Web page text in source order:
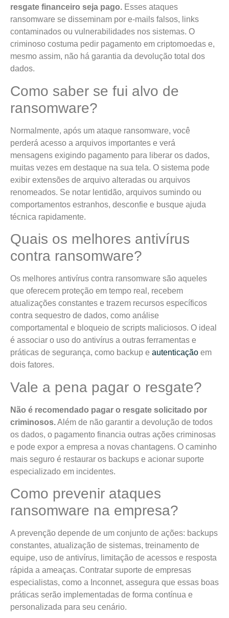
resgate financeiro seja pago. Esses ataques
ransomware se disseminam por e-mails falsos, links
contaminados ou vulnerabilidades nos sistemas. O
criminoso costuma pedir pagamento em criptomoedas e,
mesmo assim, não há garantia da devolução total dos
dados.
Como saber se fui alvo de
ransomware?
Normalmente, após um ataque ransomware, você
perderá acesso a arquivos importantes e verá
mensagens exigindo pagamento para liberar os dados,
muitas vezes em destaque na sua tela. O sistema pode
exibir extensões de arquivo alteradas ou arquivos
renomeados. Se notar lentidão, arquivos sumindo ou
comportamentos estranhos, desconfie e busque ajuda
técnica rapidamente.
Quais os melhores antivírus
contra ransomware?
Os melhores antivírus contra ransomware são aqueles
que oferecem proteção em tempo real, recebem
atualizações constantes e trazem recursos específicos
contra sequestro de dados, como análise
comportamental e bloqueio de scripts maliciosos. O ideal
é associar o uso do antivírus a outras ferramentas e
práticas de segurança, como backup e autenticação em
dois fatores.
Vale a pena pagar o resgate?
Não é recomendado pagar o resgate solicitado por
criminosos.Além de não garantir a devolução de todos
os dados, o pagamento financia outras ações criminosas
e pode expor a empresa a novas chantagens. O caminho
mais seguro é restaurar os backups e acionar suporte
especializado em incidentes.
Como prevenir ataques
ransomware na empresa?
A prevenção depende de um conjunto de ações: backups
constantes, atualização de sistemas, treinamento de
equipe, uso de antivírus, limitação de acessos e resposta
rápida a ameaças. Contratar suporte de empresas
especialistas, como a Inconnet, assegura que essas boas
práticas serão implementadas de forma contínua e
personalizada para seu cenário.